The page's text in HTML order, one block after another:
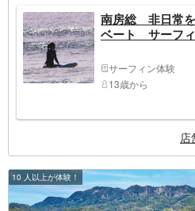
南房総 非日常
ベート サーフ
サーフィン体験
13歳から
10 人以上が体験！